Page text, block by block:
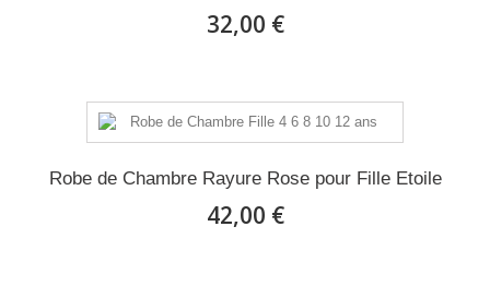
32,00 €
Robe de Chambre Rayure Rose pour Fille Etoile
42,00 €